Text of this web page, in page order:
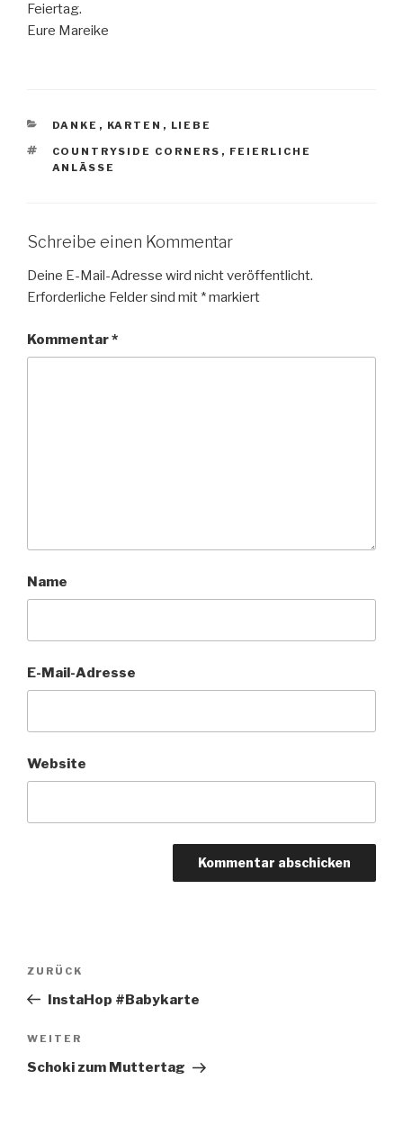
Feiertag.
Eure Mareike
KATEGORIEN
DANKE , KARTEN , LIEBE
SCHLAGWÖRTER
COUNTRYSIDE CORNERS , FEIERLICHE
ANLÄSSE
Schreibe einen Kommentar
Deine E-Mail-Adresse wird nicht veröffentlicht.
Erforderliche Felder sind mit *markiert
Kommentar*
Name
E-Mail-Adresse
Website
Beitragsnavigation
Vorheriger
Beitrag
ZURÜCK
InstaHop #Babykarte
Nächster
Beitrag
WEITER
Schoki zum Muttertag